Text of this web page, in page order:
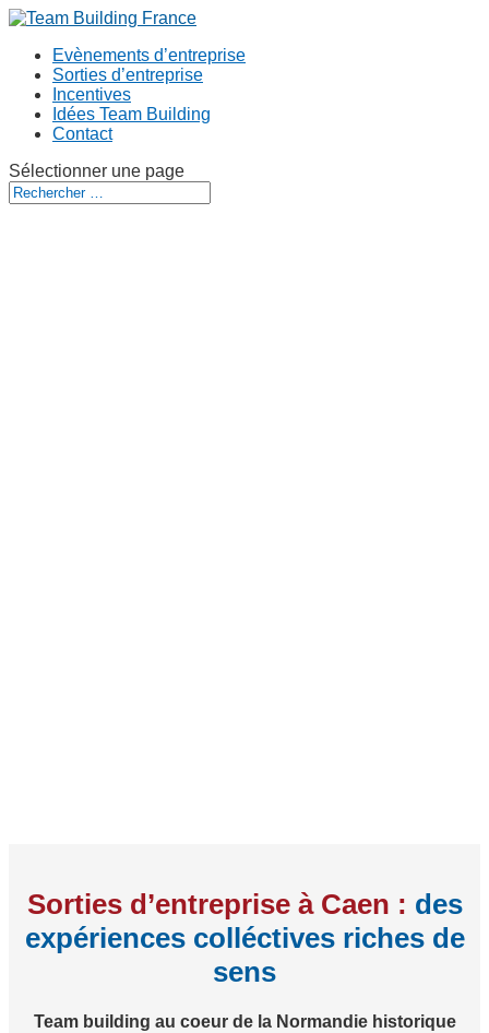
Evènements d’entreprise
Sorties d’entreprise
Incentives
Idées Team Building
Contact
Sélectionner une page
Sorties d’entreprise à Caen : des
expériences colléctives riches de
sens
Team building au coeur de la Normandie historique